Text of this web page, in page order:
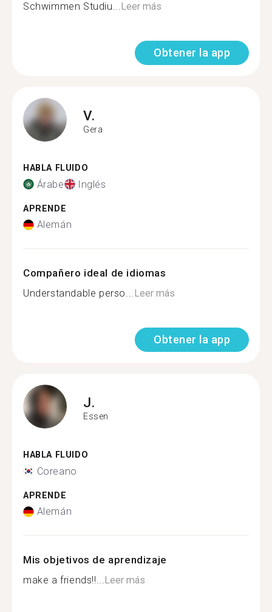
Schwimmen Studiu...Leer más
Obtener la app
V.
Gera
HABLA FLUIDO
Árabe Inglés
APRENDE
Alemán
Compañero ideal de idiomas
Understandable perso...Leer más
Obtener la app
J.
Essen
HABLA FLUIDO
Coreano
APRENDE
Alemán
Mis objetivos de aprendizaje
make a friends!!...Leer más